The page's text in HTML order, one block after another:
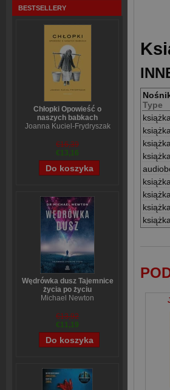
BESTSELLERY
Chłopki Opowieść o
naszych babkach
Joanna Kuciel-Frydryszak
€16,39
€13,16
Wędrówka dusz Tajemnice
życia po życiu
Michael Newton
€13,92
€11,19
Type